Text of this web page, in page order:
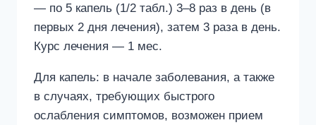
— по 5 капель (1/2 табл.) 3–8 раз в день (в
первых 2 дня лечения), затем 3 раза в день.
Курс лечения — 1 мес.
Для капель: в начале заболевания, а также
в случаях, требующих быстрого
ослабления симптомов, возможен прием